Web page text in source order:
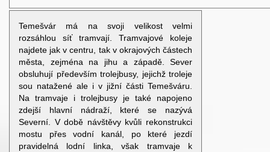
Temešvár má na svoji velikost velmi
rozsáhlou síť tramvají. Tramvajové koleje
najdete jak v centru, tak v okrajových částech
města, zejména na jihu a západě. Sever
obsluhují především trolejbusy, jejichž troleje
sou natažené ale i v jižní části Temešváru.
Na tramvaje i trolejbusy je také napojeno
zdejší hlavní nádraží, které se nazývá
Severní. V době návštěvy kvůli rekonstrukci
mostu přes vodní kanál, po které jezdí
pravidelná lodní linka, však tramvaje k